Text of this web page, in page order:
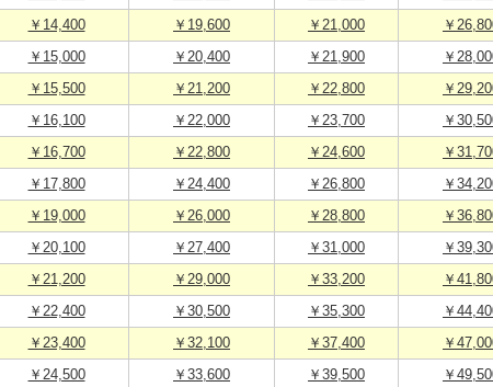
￥14,400 ￥19,600 ￥21,000 ￥
￥15,000 ￥20,400 ￥21,900 ￥
￥15,500 ￥21,200 ￥22,800 ￥
￥16,100 ￥22,000 ￥23,700 ￥
￥16,700 ￥22,800 ￥24,600 ￥
￥17,800 ￥24,400 ￥26,800 ￥
￥19,000 ￥26,000 ￥28,800 ￥
￥20,100 ￥27,400 ￥31,000 ￥
￥21,200 ￥29,000 ￥33,200 ￥
￥22,400 ￥30,500 ￥35,300 ￥
￥23,400 ￥32,100 ￥37,400 ￥
￥24,500 ￥33,600 ￥39,500 ￥